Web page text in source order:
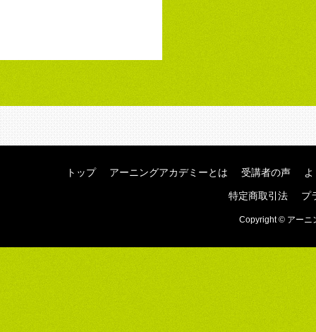
トップ アーニングアカデミーとは 受講者の声
特定商取引法 プ
Copyright © アーニ